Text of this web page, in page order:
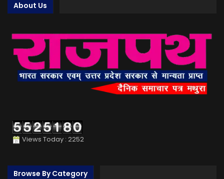
About Us
Views Today : 2252
Browse By Category